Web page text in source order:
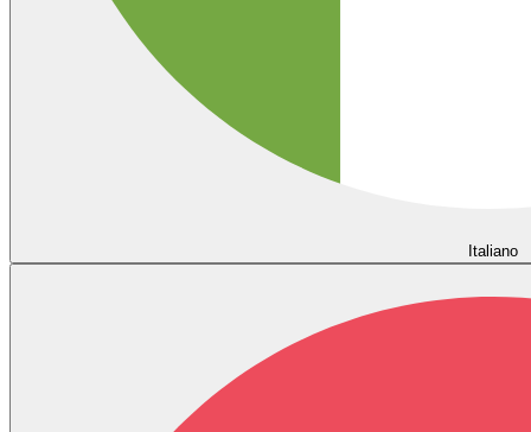
Italiano